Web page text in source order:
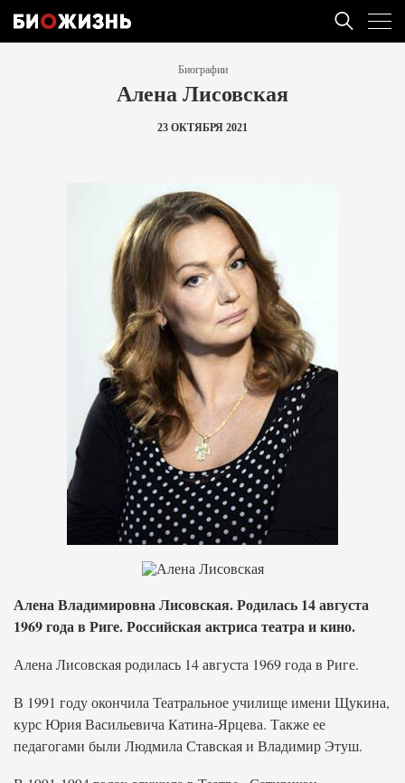
Биографии
Алена Лисовская
23 ОКТЯБРЯ 2021
Алена Владимировна Лисовская. Родилась 14 августа
1969 года в Риге. Российская актриса театра и кино.
Алена Лисовская родилась 14 августа 1969 года в Риге.
В 1991 году окончила Театральное училище имени Щукина,
курс Юрия Васильевича Катина-Ярцева. Также ее
педагогами были Людмила Ставская и Владимир Этуш.